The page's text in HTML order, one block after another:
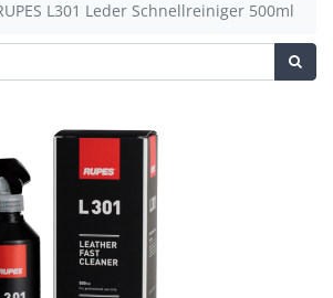
L301 Leder Schnellreiniger 500ml